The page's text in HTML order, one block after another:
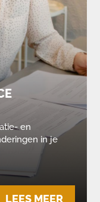
en
in je
LEES MEER